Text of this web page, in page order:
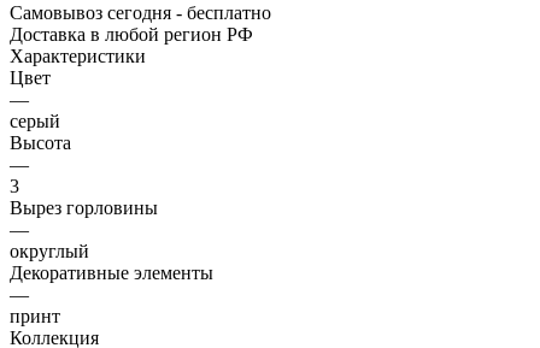
Самовывоз сегодня - бесплатно
Доставка в любой регион РФ
Характеристики
Цвет
—
серый
Высота
—
3
Вырез горловины
—
округлый
Декоративные элементы
—
принт
Коллекция